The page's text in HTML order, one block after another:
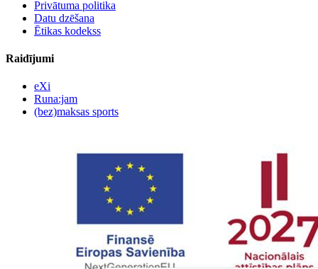
Privātuma politika
Datu dzēšana
Ētikas kodekss
Raidījumi
eXi
Runa:jam
(bez)maksas sports